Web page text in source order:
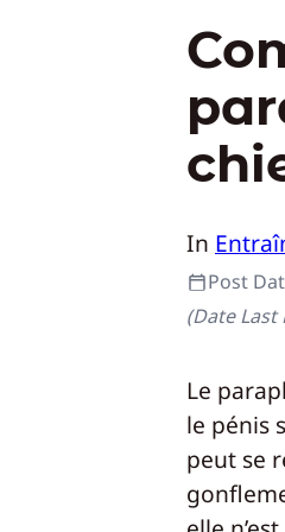
In
Post
(Date
Le
le pénis
peut se